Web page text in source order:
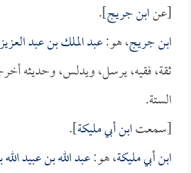
[عنابن جريج].
ابن جريج، هو:عبد الملك بن عبد
ثقة، فقيه، يرسل، ويدلس، وحديثه
الستة.
[سمعتابن أبي مليكة].
ابن أبي مليكة، هو:عبد الله بن عبيد